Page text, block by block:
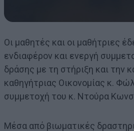
Οι μαθητές και οι μαθήτριες
ενδιαφέρον και ενεργή
δράσης με τη στήριξη και την
καθηγήτριας Οικονομίας κ.
συμμετοχή του κ. Ντούρα
Μέσα από βιωματικές